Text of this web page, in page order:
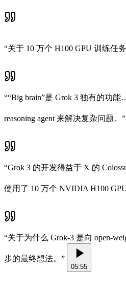
“关于 10 万个 H100 GPU 训练任
““Big brain”是 Grok 3 独有的功
reasoning agent 来解决复杂问题。 ”
“Grok 3 的开发得益于 X 的
使用了 10 万个 NVIDIA H100 GPU
“关于为什么 Grok-3 是向 open-
步的最终想法。 ”
05:55